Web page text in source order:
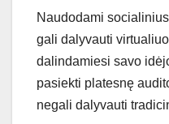
Naudodami
gali dalyvauti
dalindamiesi savo
pasiekti platesnę
negali dalyvauti